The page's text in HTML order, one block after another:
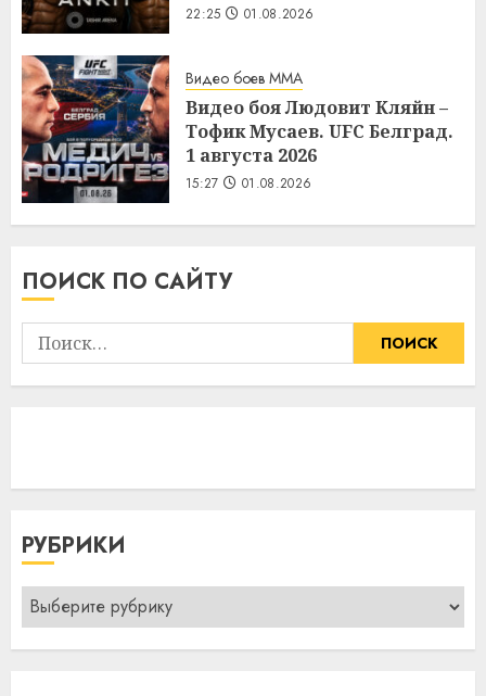
22:25 01.08.2026
Видео боев MMA
Видео боя Людовит Кляйн –
Тофик Мусаев. UFC Белград.
1 августа 2026
15:27 01.08.2026
ПОИСК ПО САЙТУ
Найти:
РУБРИКИ
Рубрики